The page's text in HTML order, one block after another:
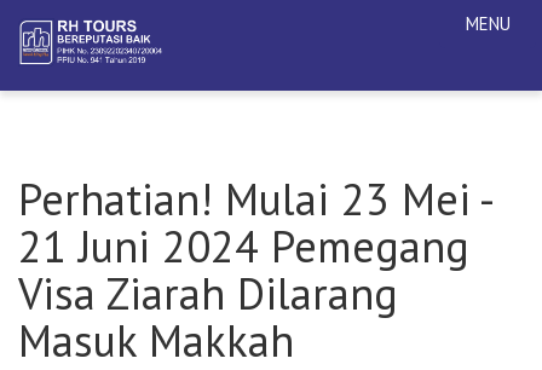
Perhatian! Mulai 23 Mei -
21 Juni 2024 Pemegang
Visa Ziarah Dilarang
Masuk Makkah
MENU